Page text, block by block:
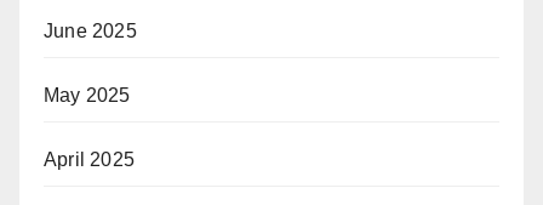
June 2025
May 2025
April 2025